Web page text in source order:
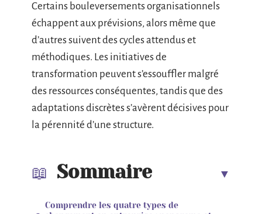
Certains bouleversements organisationnels
échappent aux prévisions, alors même que
d’autres suivent des cycles attendus et
méthodiques. Les initiatives de
transformation peuvent s’essouffler malgré
des ressources conséquentes, tandis que des
adaptations discrètes s’avèrent décisives pour
la pérennité d’une structure.
Sommaire
Comprendre les quatre types de